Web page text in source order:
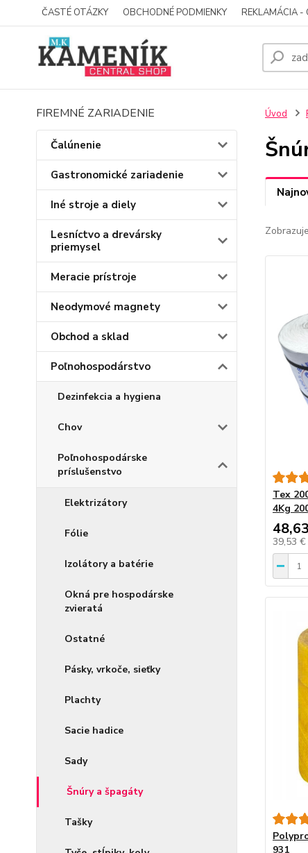
ČASTÉ OTÁZKY OBCHODNÉ PODMIENKY REKLAMÁCIA -
FIREMNÉ ZARIADENIE
Čalúnenie
Gastronomické zariadenie
Iné stroje a diely
Lesníctvo a drevársky
priemysel
Meracie prístroje
Neodymové magnety
Obchod a sklad
Poľnohospodárstvo
Dezinfekcia a hygiena
Chov
Poľnohospodárske
príslušenstvo
Elektrizátory
Fólie
Izolátory a batérie
Okná pre hospodárske
zvieratá
Ostatné
Pásky, vrkoče, sieťky
Plachty
Sacie hadice
Sady
Šnúry a špagáty
Tašky
Úvod
Tex
4Kg
39,53 €
931